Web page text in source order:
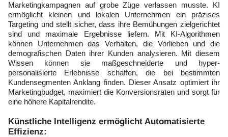
Marketingkampagnen auf grobe Züge verlassen musste. KI
ermöglicht kleinen und lokalen Unternehmen ein präzises
Targeting und stellt sicher, dass ihre Bemühungen zielgerichtet
sind und maximale Ergebnisse liefern. Mit KI-Algorithmen
können Unternehmen das Verhalten, die Vorlieben und die
demografischen Daten ihrer Kunden analysieren. Mit diesem
Wissen können sie maßgeschneiderte und hyper-
personalisierte Erlebnisse schaffen, die bei bestimmten
Kundensegmenten Anklang finden. Dieser Ansatz optimiert ihr
Marketingbudget, maximiert die Konversionsraten und sorgt für
eine höhere Kapitalrendite.
Künstliche Intelligenz ermöglicht Automatisierte
Effizienz: